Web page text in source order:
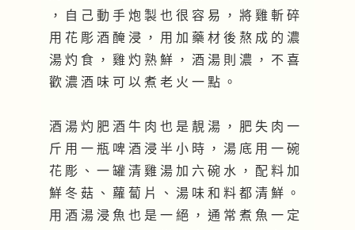
， 自 己 動 手 炮 製 也 很 容 易 ， 將 雞 斬 碎
用 花 彫 酒 醃 浸 ， 用 加 藥 材 後 熬 成 的 濃
湯 灼 食 ， 雞 灼 熟 鮮 ， 酒 湯 則 濃 ， 不 喜
歡 濃 酒 味 可 以 煮 老 火 一 點 。
酒 湯 灼 肥 酒 牛 肉 也 是 靚 湯 ， 肥 失 肉 一
斤 用 一 瓶 啤 酒 浸 半 小 時 ， 湯 底 用 一 碗
花 彫 、 一 罐 清 雞 湯 加 六 碗 水 ， 配 料 加
鮮 冬 菇 、 蘿 蔔 片 、 湯 味 和 料 都 清 鮮 。
用 酒 湯 浸 魚 也 是 一 絕 ， 通 常 煮 魚 一 定